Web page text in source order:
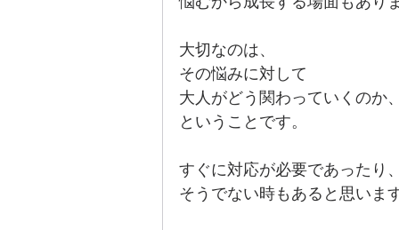
大切なのは、
その悩みに対して
大人がどう関わっていくのか、
ということです。
すぐに対応が必要であったり、
そうでない時もあると思います